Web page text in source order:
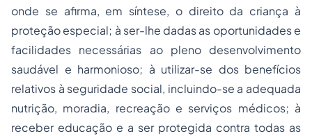
onde se afirma, em síntese, o direito da criança à
proteção especial; à ser-lhe dadas as oportunidades e
facilidades necessárias ao pleno desenvolvimento
saudável e harmonioso; à utilizar-se dos benefícios
relativos à seguridade social, incluindo-se a adequada
nutrição, moradia, recreação e serviços médicos; à
receber educação e a ser protegida contra todas as